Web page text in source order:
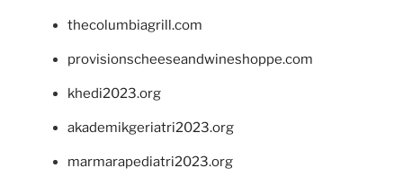
thecolumbiagrill.com
provisionscheeseandwineshoppe.com
khedi2023.org
akademikgeriatri2023.org
marmarapediatri2023.org